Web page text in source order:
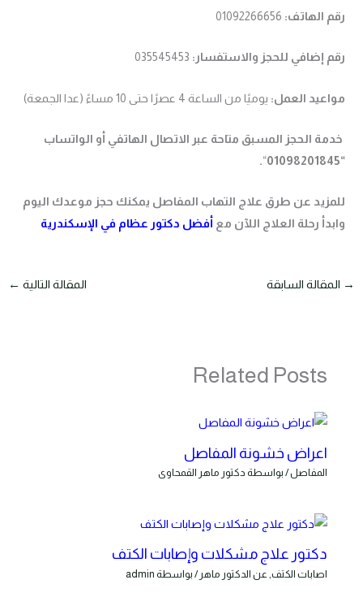
رقم الهاتف:
رقم إضافي للحجز والاستفسار:
مواعيد العمل: يوميًا من الساعة 4 عصرًا حتى 10 مساءً (عدا الجمعة)
خدمة الحجز المسبق متاحة عبر الاتصال الهاتفي أو الواتساب
“01098201845
“
.
للمزيد عن طرق علاج التهاب المفاصل يمكنك حجز موعدك اليوم
وابدأ رحلة العلاج اللآن مع أفضل دكتور عظام في الإسكندرية
→ المقالة السابقة المقالة التالية ←
Related Posts
اعراض خشونة المفاصل
المفاصل/ بواسطة دكتور ماهر القمحاوى
دكتور علاج مشكلات وإصابات الكتف
اصابات الكتف عن الدكتور ماهر / بواسطة admin